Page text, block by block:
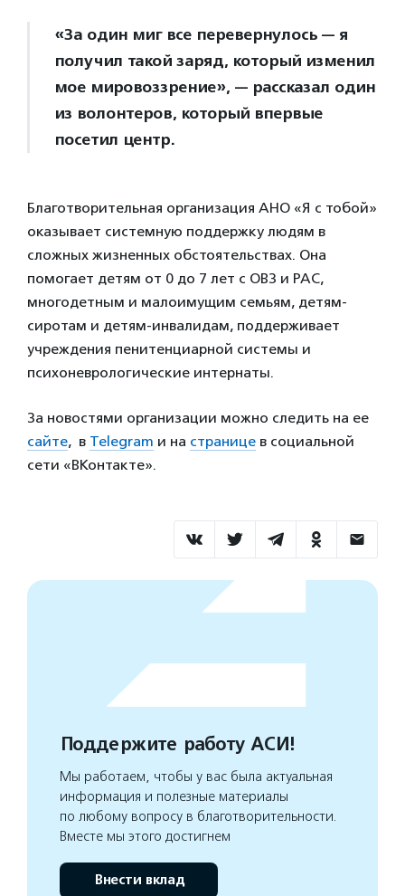
«За один миг все перевернулось — я
получил такой заряд, который изменил
мое мировоззрение», — рассказал один
из волонтеров, который впервые
посетил центр.
Благотворительная организация АНО «Я с тобой»
оказывает системную поддержку людям в
сложных жизненных обстоятельствах. Она
помогает детям от 0 до 7 лет с ОВЗ и РАС,
многодетным и малоимущим семьям, детям-
сиротам и детям-инвалидам, поддерживает
учреждения пенитенциарной системы и
психоневрологические интернаты.
За новостями организации можно следить на ее
сайте, в Telegram и на странице в социальной
сети «ВКонтакте».
Поддержите работу АСИ!
Мы работаем, чтобы у вас была актуальная
информация и полезные материалы
по любому вопросу в благотворительности.
Вместе мы этого достигнем
Внести вклад